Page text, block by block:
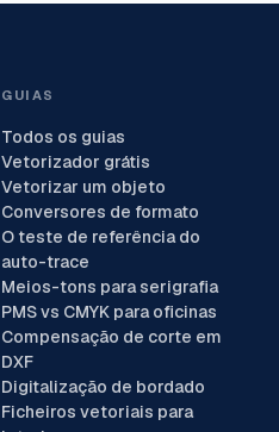
GUIAS
Todos os guias
Vetorizador grátis
Vetorizar um objeto
Conversores de formato
O teste de referência do
auto-trace
Meios-tons para serigrafia
PMS vs CMYK para oficinas
Compensação de corte em
DXF
Digitalização de bordado
Ficheiros vetoriais para